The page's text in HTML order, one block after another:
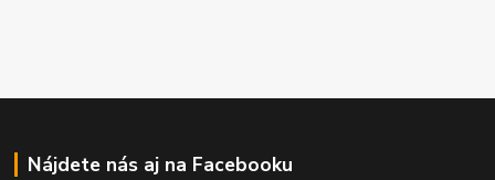
Nájdete nás aj na Facebooku